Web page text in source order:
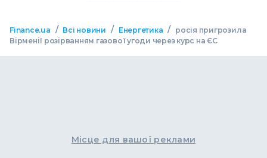
Finance.ua / Всі новини / Енергетика / росія пригрозила
Вірменії розірванням газової угоди через курс на ЄС
Місце для вашої реклами